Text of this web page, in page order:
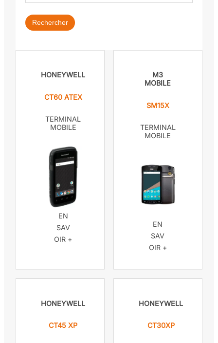
Rechercher
HONEYWELL
CT60 ATEX
TERMINAL
MOBILE
EN
SAV
OIR +
M3
MOBILE
SM15X
TERMINAL
MOBILE
EN
SAV
OIR +
HONEYWELL
CT45 XP
HONEYWELL
CT30XP